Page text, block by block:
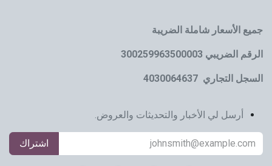
جميع الأسعار شاملة الضريبة
الرقم الضريبي 300259963500003
السجل التجاري 4030064637
أرسل لي الأخبار والتحديثات والعروض.
اشتراك